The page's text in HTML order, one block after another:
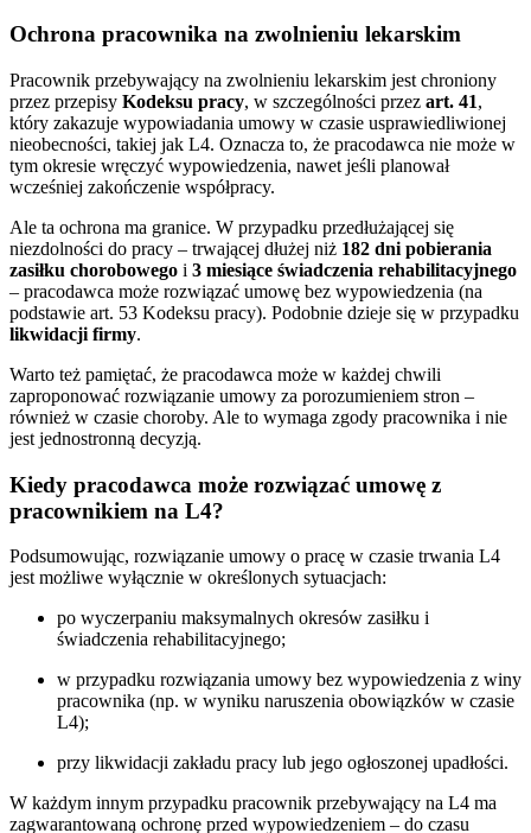
Ochrona pracownika na zwolnieniu lekarskim
Pracownik przebywający na zwolnieniu lekarskim jest chroniony
przez przepisy Kodeksu pracy, w szczególności przez art. 41,
który zakazuje wypowiadania umowy w czasie usprawiedliwionej
nieobecności, takiej jak L4. Oznacza to, że pracodawca nie może w
tym okresie wręczyć wypowiedzenia, nawet jeśli planował
wcześniej zakończenie współpracy.
Ale ta ochrona ma granice. W przypadku przedłużającej się
niezdolności do pracy – trwającej dłużej niż 182 dni pobierania
zasiłku chorobowego i 3 miesiące świadczenia rehabilitacyjnego
– pracodawca może rozwiązać umowę bez wypowiedzenia (na
podstawie art. 53 Kodeksu pracy). Podobnie dzieje się w przypadku
likwidacji firmy.
Warto też pamiętać, że pracodawca może w każdej chwili
zaproponować rozwiązanie umowy za porozumieniem stron –
również w czasie choroby. Ale to wymaga zgody pracownika i nie
jest jednostronną decyzją.
Kiedy pracodawca może rozwiązać umowę z
pracownikiem na L4?
Podsumowując, rozwiązanie umowy o pracę w czasie trwania L4
jest możliwe wyłącznie w określonych sytuacjach:
po wyczerpaniu maksymalnych okresów zasiłku i
świadczenia rehabilitacyjnego;
w przypadku rozwiązania umowy bez wypowiedzenia z winy
pracownika (np. w wyniku naruszenia obowiązków w czasie
L4);
przy likwidacji zakładu pracy lub jego ogłoszonej upadłości.
W każdym innym przypadku pracownik przebywający na L4 ma
zagwarantowaną ochronę przed wypowiedzeniem – do czasu